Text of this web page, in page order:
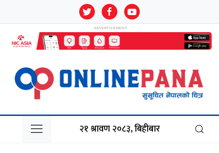
२१ श्रावण २०८३, बिहीबार